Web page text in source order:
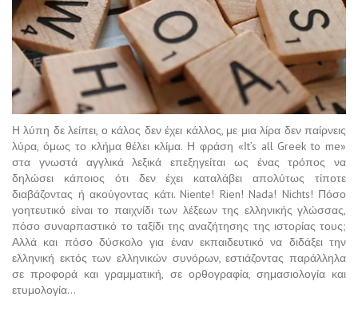
Η λύπη δε λείπει, ο κάλος δεν έχει κάλλος, με μια λίρα δεν παίρνεις
λύρα, όμως το κλήμα θέλει κλίμα. Η φράση «Ιt’s all Greek to me»
στα γνωστά αγγλικά λεξικά επεξηγείται ως ένας τρόπος να
δηλώσει κάποιος ότι δεν έχει καταλάβει απολύτως τίποτε
διαβάζοντας ή ακούγοντας κάτι. Niente! Rien! Nada! Nichts! Πόσο
γοητευτικό είναι το παιχνίδι των λέξεων της ελληνικής γλώσσας,
πόσο συναρπαστικό το ταξίδι της αναζήτησης της ιστορίας τους;
Αλλά και πόσο δύσκολο για έναν εκπαιδευτικό να διδάξει την
ελληνική εκτός των ελληνικών συνόρων, εστιάζοντας παράλληλα
σε προφορά και γραμματική, σε ορθογραφία, σημασιολογία και
ετυμολογία…